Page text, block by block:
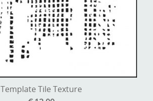
Template Tile Texture